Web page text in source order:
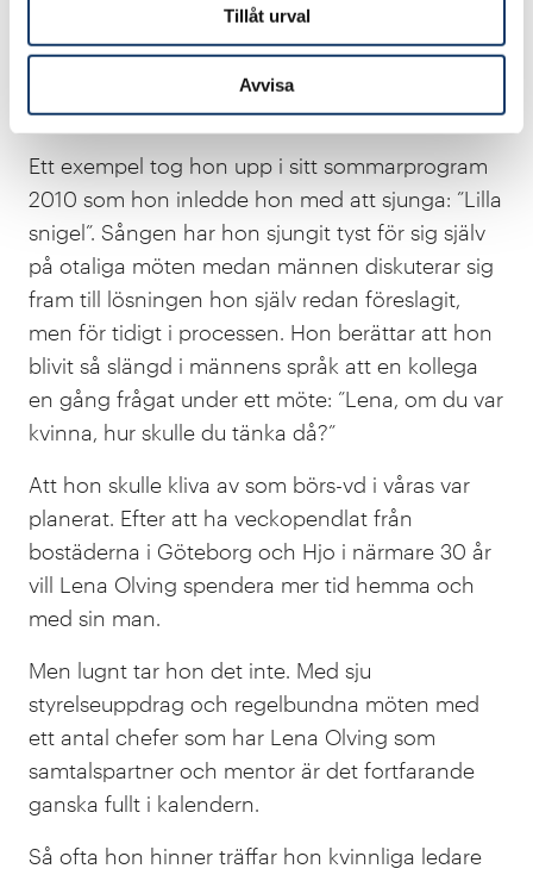
Tillåt urval
Avvisa
– Vi som är kvinnor i den mansdominerade
världen ägnar ju ett helt arbetsliv åt att förstå
hur män fungerar och tänker.
Ett exempel tog hon upp i sitt sommarprogram
2010 som hon inledde hon med att sjunga: ”Lilla
snigel”. Sången har hon sjungit tyst för sig själv
på otaliga möten medan männen diskuterar sig
fram till lösningen hon själv redan föreslagit,
men för tidigt i processen. Hon berättar att hon
blivit så slängd i männens språk att en kollega
en gång frågat under ett möte: ”Lena, om du var
kvinna, hur skulle du tänka då?”
Att hon skulle kliva av som börs-vd i våras var
planerat. Efter att ha veckopendlat från
bostäderna i Göteborg och Hjo i närmare 30 år
vill Lena Olving spendera mer tid hemma och
med sin man.
Men lugnt tar hon det inte. Med sju
styrelseuppdrag och regelbundna möten med
ett antal chefer som har Lena Olving som
samtalspartner och mentor är det fortfarande
ganska fullt i kalendern.
Så ofta hon hinner träffar hon kvinnliga ledare